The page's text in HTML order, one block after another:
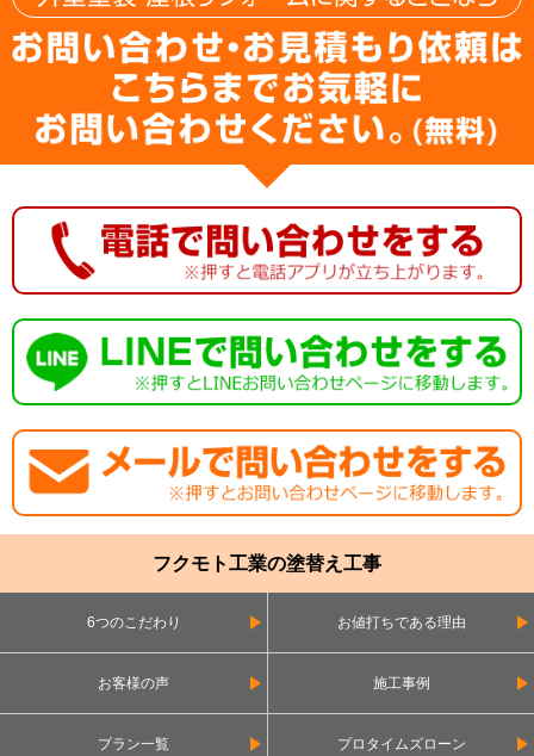
フクモト工業の塗替え工事
6つのこだわり お値打ちである理由
お客様の声 施工事例
プラン一覧 プロタイムズローン